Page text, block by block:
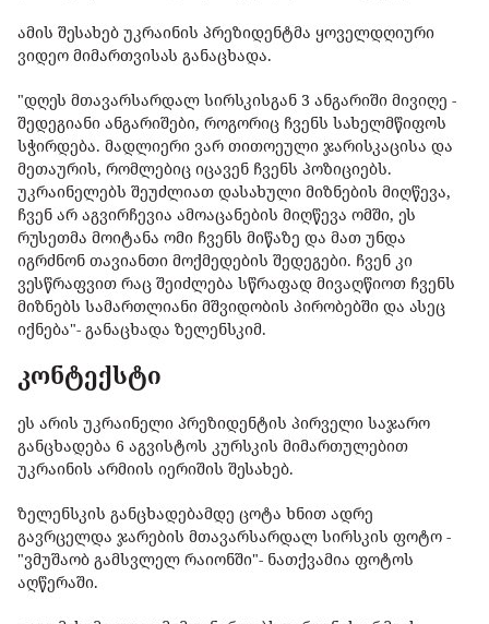
ამის შესახებ უკრაინის პრეზიდენტმა ყოველდღიური
ვიდეო მიმართვისას განაცხადა.
"დღეს მთავარსარდალ სირსკისგან 3 ანგარიში მივიღე -
შედეგიანი ანგარიშები, როგორიც ჩვენს სახელმწიფოს
სჭირდება. მადლიერი ვარ თითოეული ჯარისკაცისა და
მეთაურის, რომლებიც იცავენ ჩვენს პოზიციებს.
უკრაინელებს შეუძლიათ დასახული მიზნების მიღწევა,
ჩვენ არ აგვირჩევია ამოაცანების მიღწევა ომში, ეს
რუსეთმა მოიტანა ომი ჩვენს მიწაზე და მათ უნდა
იგრძნონ თავიანთი მოქმედების შედეგები. ჩვენ კი
ვესწრაფვით რაც შეიძლება სწრაფად მივაღწიოთ ჩვენს
მიზნებს სამართლიანი მშვიდობის პირობებში და ასეც
იქნება"- განაცხადა ზელენსკიმ.
კონტექსტი
ეს არის უკრაინელი პრეზიდენტის პირველი საჯარო
განცხადება 6 აგვისტოს კურსკის მიმართულებით
უკრაინის არმიის იერიშის შესახებ.
ზელენსკის განცხადებამდე ცოტა ხნით ადრე
გავრცელდა ჯარების მთავარსარდალ სირსკის ფოტო -
"ვმუშაობ გამსვლელ რაიონში"- ნათქვამია ფოტოს
აღწერაში.